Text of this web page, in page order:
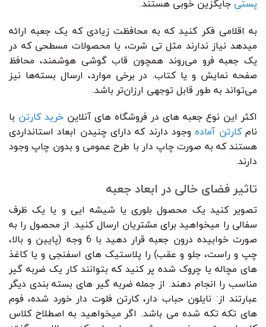
پستی جایگزین خوبی هستند.
به اقلامی فکر کنید که به محافظت زیادی که یک جعبه ارائه
میدهد نیاز ندارند مثل تی شرت، یا محصولات مسطحی که در
یک جعبه فرو می‌روند همچون قاب گوشی هوشمند، محافظ
صفحه نمایش و یا کتاب. در برخی موارد، ارسال بسته‌ها نیز
می‌تواند به طور قابل توجهی ارزان‌تر باشد.
اکثر این نوع جعبه های در فروشگاه های آنلاین خرید کارتن با
نامکارتن آمادهوجود دارند که دارای چنیدن ابعاد استانداردی
هستند که به صورت چاپ دار با طرح عمومی و بدون چاپ وجود
دارند.
تاثیر فضای خالی در ابعاد جعبه
تصویر کنید یک محصول بلوری یا شیشه ایی و یا یک ظرف
سفالی را میخواهید برای مشتریان ارسال کنید. از محصول را به
صورت خوابیده درون جعبه قرار دهید با 6 وجه (پایین و بالا،
چپ و راست، جلو و عقب) را پلاستیک های اسفنجی و یا کاغذ
های مچاله یا چروک شده پر کنید که بتوانند کار یک ضربه گیر
مناسب را انجام دهند. از جمله ضربه گیر های بسته بندی دیگر
عبارتند از: نایلون حباب دار، کارتن فلوت دار خورد شده، فوم
های تکه تکه شده می باشد. اگر میخواهید به اصطلاح کلاس